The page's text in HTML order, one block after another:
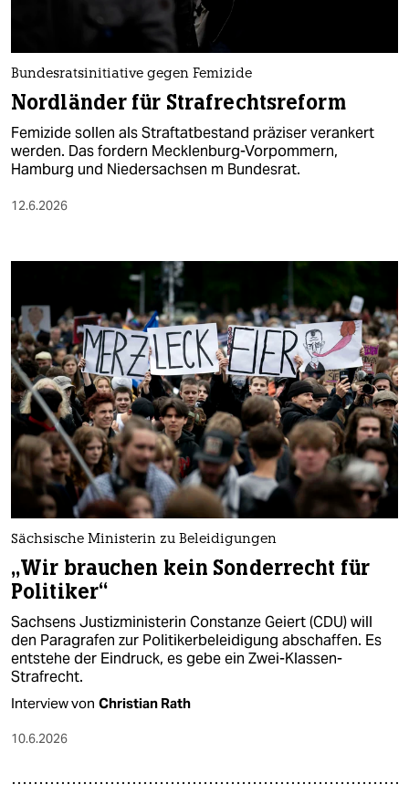
Bundesratsinitiative gegen Femizide
Nordländer für Strafrechtsreform
Femizide sollen als Straftatbestand präziser verankert
werden. Das fordern Mecklenburg-Vorpommern,
Hamburg und Niedersachsen m Bundesrat.
12.6.2026
Sächsische Ministerin zu Beleidigungen
„Wir brauchen kein Sonderrecht für
Politiker“
Sachsens Justizministerin Constanze Geiert (CDU) will
den Paragrafen zur Politikerbeleidigung abschaffen. Es
entstehe der Eindruck, es gebe ein Zwei-Klassen-
Strafrecht.
Interview von Christian Rath
10.6.2026